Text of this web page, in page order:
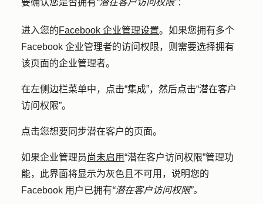
要确认您是否拥有“潜在客户访问权限”：
进入您的Facebook 企业管理设置。如果您拥有多个
Facebook 企业管理者的访问权限，则需要选择拥有
该页面的企业管理者。
在左侧边栏菜单中，点击“集成”，然后点击“潜在客户
访问权限”。
点击您想要同步潜在客户的页面。
如果企业管理员 尚未启用“潜在客户访问权限”管理功
能，此界面将显示为灰色且不可用，说明您的
Facebook 用户已拥有“潜在客户访问权限”。